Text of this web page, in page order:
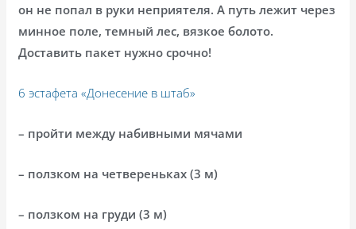
он не попал в руки неприятеля. А путь лежит через
минное поле, темный лес, вязкое болото.
Доставить пакет нужно срочно!
6 эстафета «Донесение в штаб»
– пройти между набивными мячами
– ползком на четвереньках (3 м)
– ползком на груди (3 м)